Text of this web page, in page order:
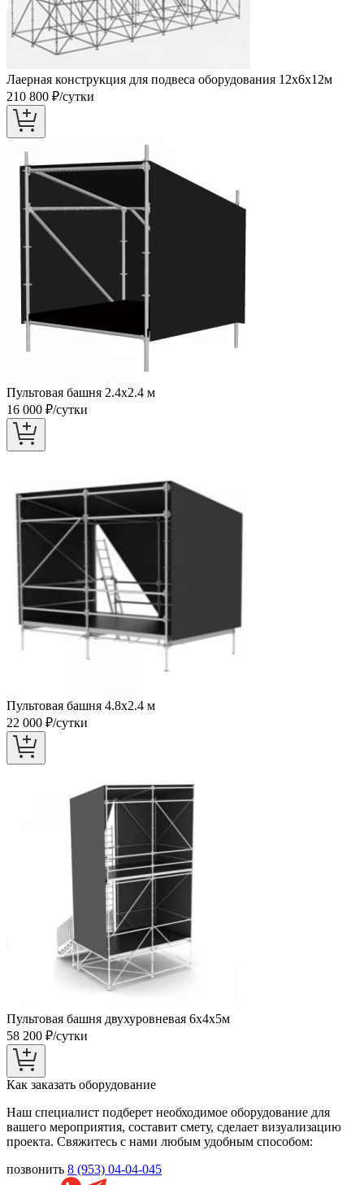
Лаерная конструкция для подвеса оборудования 12х6х12м
210 800 ₽/сутки
Пультовая башня 2.4х2.4 м
16 000 ₽/сутки
Пультовая башня 4.8х2.4 м
22 000 ₽/сутки
Пультовая башня двухуровневая 6х4х5м
58 200 ₽/сутки
Как заказать оборудование
Наш специалист подберет необходимое оборудование для
вашего мероприятия, составит смету, сделает визуализацию
проекта. Свяжитесь с нами любым удобным способом:
позвонить 8 (953) 04-04-045